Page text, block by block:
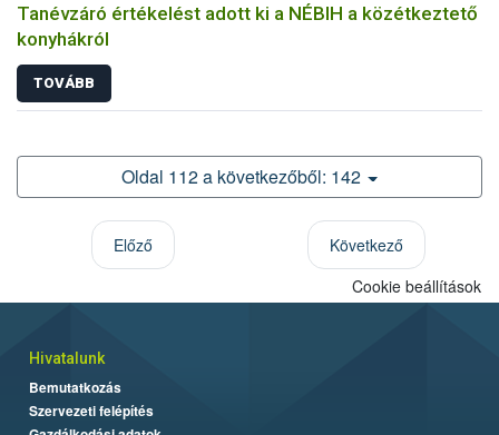
Tanévzáró értékelést adott ki a NÉBIH a közétkeztető
konyhákról
TOVÁBB
Oldal 112 a következőből: 142
Előző
Következő
Cookie beállítások
Hivatalunk
Bemutatkozás
Szervezeti felépítés